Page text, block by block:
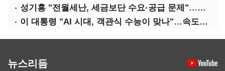
성기홍 "전월세난, 세금보단 수요·공급 문제"…닥공 시사
이 대통령 "AI 시대, 객관식 수능이 맞나"…속도전 '경계'
뉴스리듬